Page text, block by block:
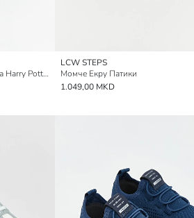
Печатени патики за момчиња Harry Potter
LCW STEPS
Момче Екру Патики
1.049,00 MKD